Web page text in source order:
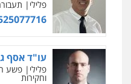
פלילי
עו"ד אסף
פלילי פשע
וחקירות